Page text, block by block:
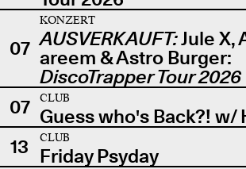
07
KONZERT
AUSVERKAUFT:Jule X,
areem & Astro Burger:
DiscoTrapper Tour 2026
07
CLUB
Guess who's Back?! w/
13
CLUB
Friday Psyday